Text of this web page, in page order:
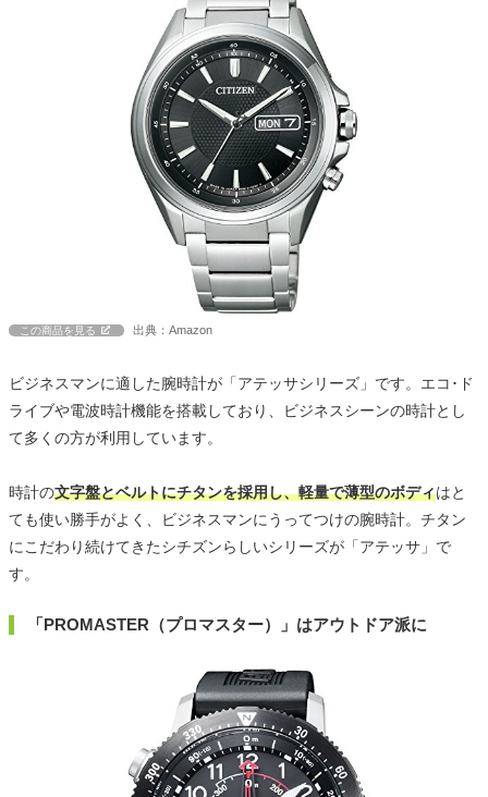
この商品を見る 出典：Amazon
ビジネスマンに適した腕時計が「アテッサシリーズ」です。エコ･ド
ライブや電波時計機能を搭載しており、ビジネスシーンの時計とし
て多くの方が利用しています。
時計の文字盤とベルトにチタンを採用し、軽量で薄型のボディはと
ても使い勝手がよく、ビジネスマンにうってつけの腕時計。チタン
にこだわり続けてきたシチズンらしいシリーズが「アテッサ」で
す。
「PROMASTER（プロマスター）」はアウトドア派に